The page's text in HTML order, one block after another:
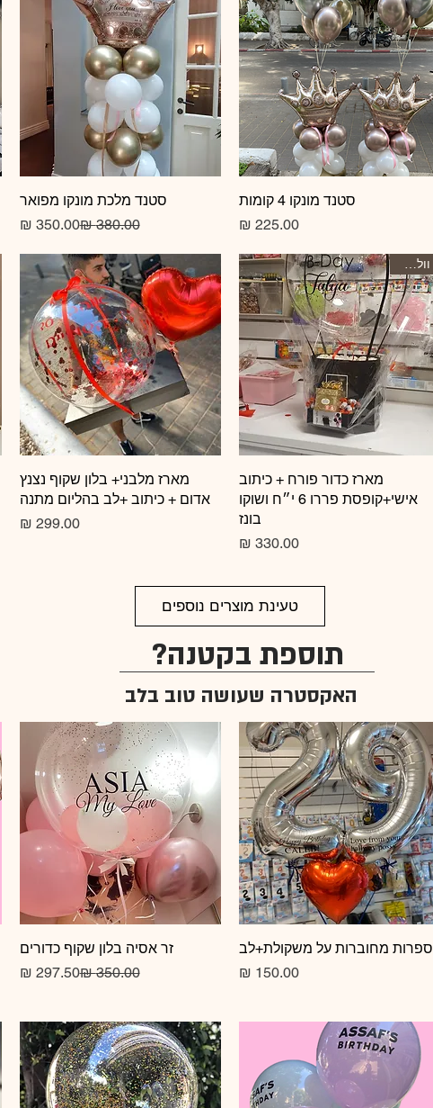
תצוגה מהירה
סטנד מונקו 4 קומות
מחיר
תצוגה מהירה
סטנד מלכת מונקו מפואר
‏380.00 ‏₪
‏350.00 ‏₪
תצוגה מהירה
מארז כדור פורח + כיתוב
אישי+קופסת פררו 6 י״ח ושוקו
בונז
מחיר
תצוגה מהירה
מארז מלבני+ בלון שקוף נצנץ
אדום + כיתוב +לב בהליום מתנה
‏299.00 ‏₪
טעינת מוצרים נוספים
תוספת בקטנה?
האקסטרה שעושה טוב בלב
תצוגה מהירה
ספרות מחוברות על משקולת+לב
מחיר
תצוגה מהירה
זר אסיה בלון שקוף כדורים
‏350.00 ‏₪
‏297.50 ‏₪